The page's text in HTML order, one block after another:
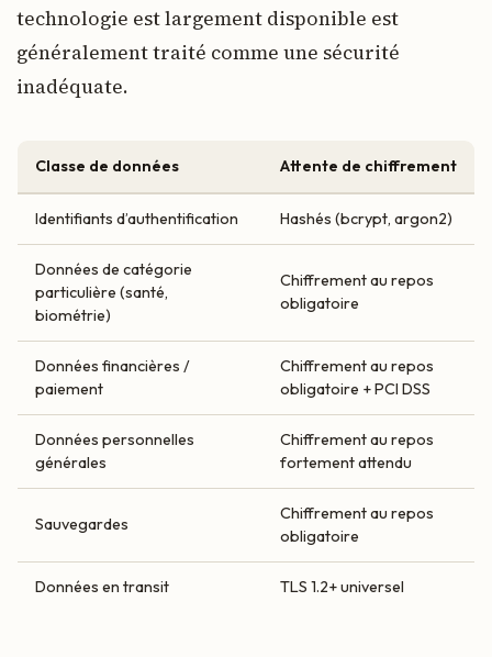
technologie est largement disponible est
généralement traité comme une sécurité
inadéquate.
Classe de données Attente de chiffrement
Identifiants d’authentification Hashés (bcrypt, argon2)
Données de catégorie
particulière (santé,
biométrie)
Chiffrement au repos
obligatoire
Données financières /
paiement
Chiffrement au repos
obligatoire + PCI DSS
Données personnelles
générales
Chiffrement au repos
fortement attendu
Sauvegardes
Chiffrement au repos
obligatoire
Données en transit TLS 1.2+ universel